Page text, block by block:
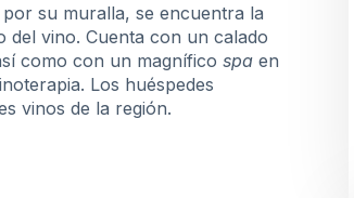
su muralla, se encuentra la
del vino. Cuenta con un calado
como con un magnífico spa en
Los huéspedes
vinos de la región.